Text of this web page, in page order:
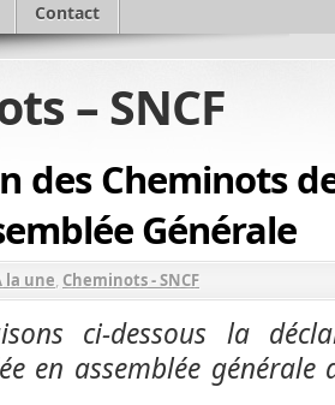
Contact
– SNCF
des Cheminots
Générale
la une, Cheminots - SNCF
ci-dessous la
en assemblée